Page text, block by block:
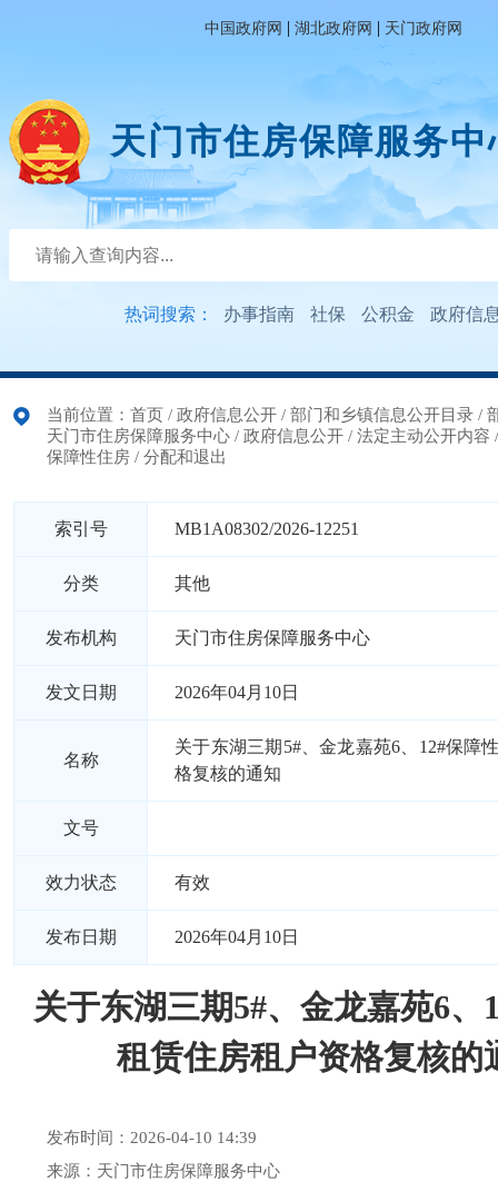
中国政府网 | 湖北政府网 | 天门政府网
天门市住房保障服务中
热词搜索： 办事指南 社保 公积金 政府信
当前位置： 首页 / 政府信息公开 / 部门和乡镇信息公开目录 /
天门市住房保障服务中心 / 政府信息公开 / 法定主动公开内容
保障性住房 / 分配和退出
索引号 MB1A08302/2026-12251
分类 其他
发布机构 天门市住房保障服务中心
发文日期 2026年04月10日
名称
关于东湖三期5#、金龙嘉苑6、12#保障
格复核的通知
文号
效力状态 有效
发布日期 2026年04月10日
关于东湖三期5#、金龙嘉苑6、
租赁住房租户资格复核的
发布时间：2026-04-10 14:39
来源：天门市住房保障服务中心